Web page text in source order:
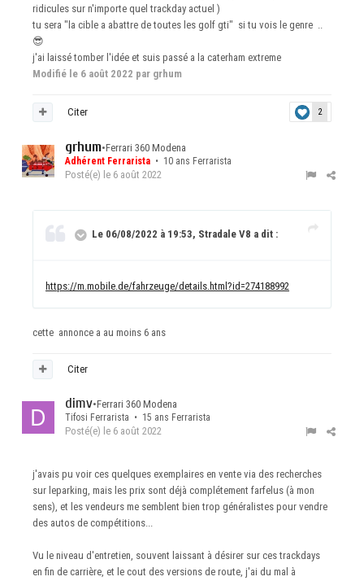
ridicules sur n'importe quel trackday actuel )
tu sera "la cible a abattre de toutes les golf gti" si tu vois le genre ..
😎
j'ai laissé tomber l'idée et suis passé a la caterham extreme
Modifié le 6 août 2022 par grhum
2
Citer
grhum•Ferrari 360 Modena
Adhérent Ferrarista • 10 ans Ferrarista
Posté(e) le 6 août 2022
Le 06/08/2022 à 19:53, Stradale V8 a dit :
https://m.mobile.de/fahrzeuge/details.html?id=274188992
cette annonce a au moins 6 ans
Citer
dimv•Ferrari 360 Modena
Tifosi Ferrarista • 15 ans Ferrarista
Posté(e) le 6 août 2022
j'avais pu voir ces quelques exemplaires en vente via des recherches
sur leparking, mais les prix sont déjà complétement farfelus (à mon
sens), et les vendeurs me semblent bien trop généralistes pour vendre
des autos de compétitions...
Vu le niveau d'entretien, souvent laissant à désirer sur ces trackdays
en fin de carrière, et le cout des versions de route, j'ai du mal à